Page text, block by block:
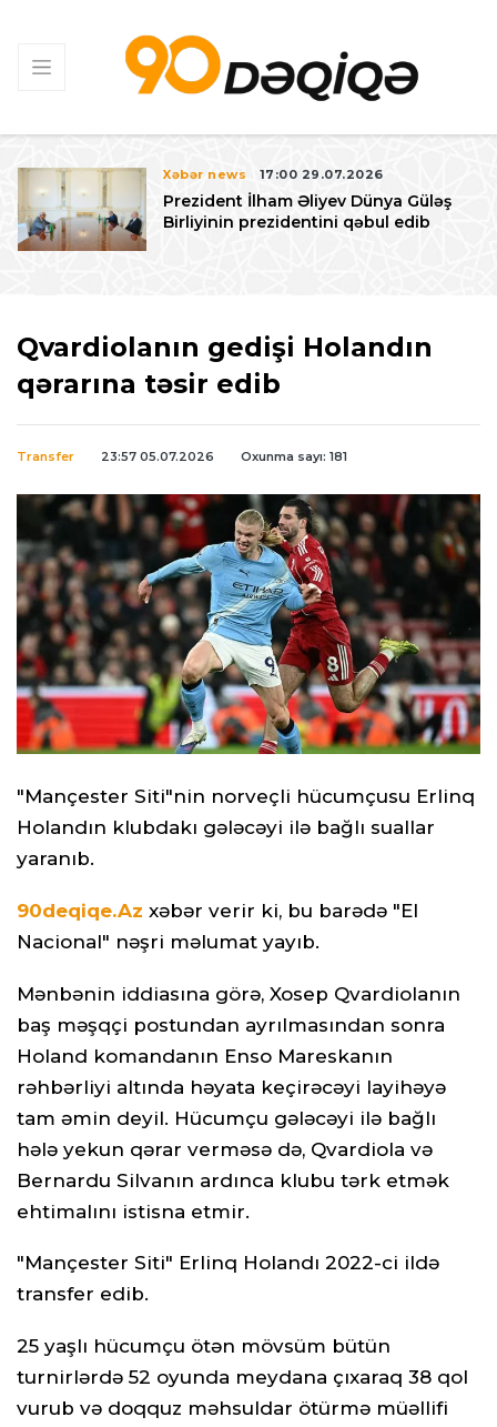
Xəbər news 17:00 29.07.2026
Prezident İlham Əliyev Dünya Güləş
Birliyinin prezidentini qəbul edib
Qvardiolanın gedişi Holandın
qərarına təsir edib
Transfer 23:57 05.07.2026 Oxunma sayı: 181
"Mançester Siti"nin norveçli hücumçusu Erlinq
Holandın klubdakı gələcəyi ilə bağlı suallar
yaranıb.
90deqiqe.Az xəbər verir ki, bu barədə "El
Nacional" nəşri məlumat yayıb.
Mənbənin iddiasına görə, Xosep Qvardiolanın
baş məşqçi postundan ayrılmasından sonra
Holand komandanın Enso Mareskanın
rəhbərliyi altında həyata keçirəcəyi layihəyə
tam əmin deyil. Hücumçu gələcəyi ilə bağlı
hələ yekun qərar verməsə də, Qvardiola və
Bernardu Silvanın ardınca klubu tərk etmək
ehtimalını istisna etmir.
"Mançester Siti" Erlinq Holandı 2022-ci ildə
transfer edib.
25 yaşlı hücumçu ötən mövsüm bütün
turnirlərdə 52 oyunda meydana çıxaraq 38 qol
vurub və doqquz məhsuldar ötürmə müəllifi